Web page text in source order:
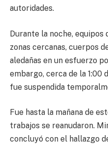
autoridades.
Durante la noche,
zonas cercanas, cuerpos
aledañas en un esfuerzo
embargo, cerca de la 1:00
fue suspendida
Fue hasta la mañana de
trabajos se reanudaron.
concluyó con el hallazgo